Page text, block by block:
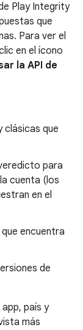
Play Integrity
que
Para ver el
en el ícono
la API de
clásicas que
para
cuenta (los
en el
encuentra
de
país y
más